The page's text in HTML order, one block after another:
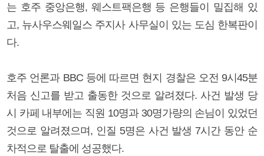
는 호주 중앙은행, 웨스트팩은행 등 은행들이 밀집해 있
고, 뉴사우스웨일스 주지사 사무실이 있는 도심 한복판이
다.
호주 언론과 BBC 등에 따르면 현지 경찰은 오전 9시45분
처음 신고를 받고 출동한 것으로 알려졌다. 사건 발생 당
시 카페 내부에는 직원 10명과 30명가량의 손님이 있었던
것으로 알려졌으며, 인질 5명은 사건 발생 7시간 동안 순
차적으로 탈출에 성공했다.